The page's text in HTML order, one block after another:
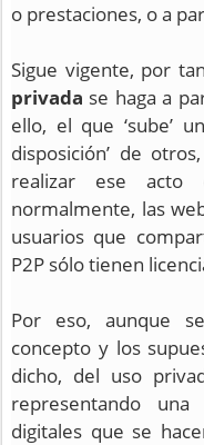
o prestaciones, o a
Sigue vigente, por
privada se haga a
ello, el que ‘sube’
disposición’ de
realizar ese acto
normalmente, las
usuarios que
P2P sólo tienen
Por eso, aunque
concepto y los
dicho, del uso
representando
digitales que se